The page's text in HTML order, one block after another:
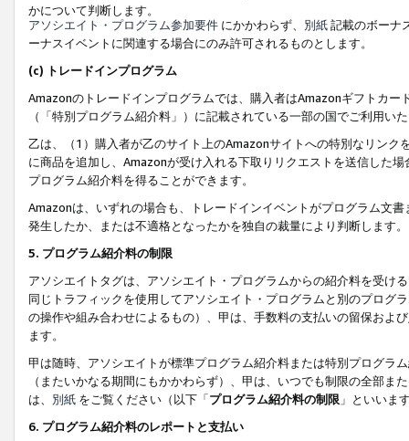
かについて判断します。
アソシエイト・プログラム参加要件 にかかわらず、 別紙記載のボーナ
ーナスイベントに関連する場合にのみ許可されるものとします。
(c) トレードインプログラム
Amazonのトレードインプログラムでは、購入者はAmazonギフトカ
（「特別プログラム紹介料」）に記載されている一部の国でご利用い
乙は、（1）購入者が乙のサイト上のAmazonサイトへの特別なリン
に商品を追加し、Amazonが受け入れる下取りリクエストを送信した
プログラム紹介料を得ることができます。
Amazonは、いずれの場合も、トレードインイベントがプログラム文
発生したか、または不適格となったかを独自の裁量により判断します。
5. プログラム紹介料の制限
アソシエイトタグは、アソシエイト・プログラムからの紹介料を受け
同じトラフィックを使用してアソシエイト・プログラムと別のプログ
の操作や組み合わせによるもの）、甲は、手数料の支払いの留保およ
ます。
甲は随時、アソシエイトが標準プログラム紹介料または特別プログラ
（またいかなる期間にもかかわらず）、甲は、いつでも制限の全部
は、 別紙 をご覧ください（以下「プログラム紹介料の制限 」といいま
6. プログラム紹介料のレポートと支払い